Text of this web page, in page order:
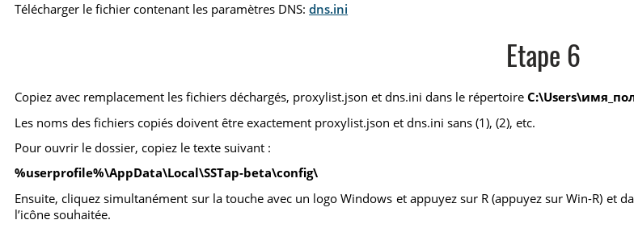
Télécharger le fichier contenant les paramètres DNS:dns.ini
Etape 6
Copiez avec remplacement les fichiers déchargés, proxylist.json et dns.ini dans le répertoire
Les noms des fichiers copiés doivent être exactement proxylist.json et dns.ini sans (1), (2), etc.
Pour ouvrir le dossier, copiez le texte suivant :
%userprofile%\AppData\Local\SSTap-beta\config\
Ensuite, cliquez simultanément sur la touche avec un logo Windows et appuyez sur R (appuyez sur Win-R) et
l’icône souhaitée.